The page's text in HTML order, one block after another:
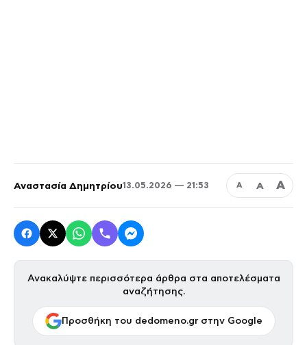
Αναστασία Δημητρίου13.05.2026 — 21:53 Α Α Α
Ανακαλύψτε περισσότερα άρθρα στα αποτελέσματα
αναζήτησης.
Προσθήκη του dedomeno.gr στην Google